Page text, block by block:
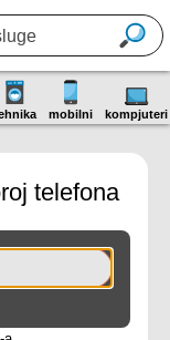
mobilni kompjuteri
telefona